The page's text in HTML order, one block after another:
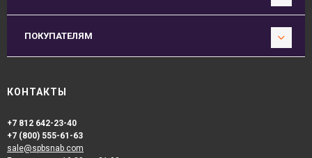
ПОКУПАТЕЛЯМ
КОНТАКТЫ
+7 812 642-23-40
+7 (800) 555-61-63
sale@spbsnab.com